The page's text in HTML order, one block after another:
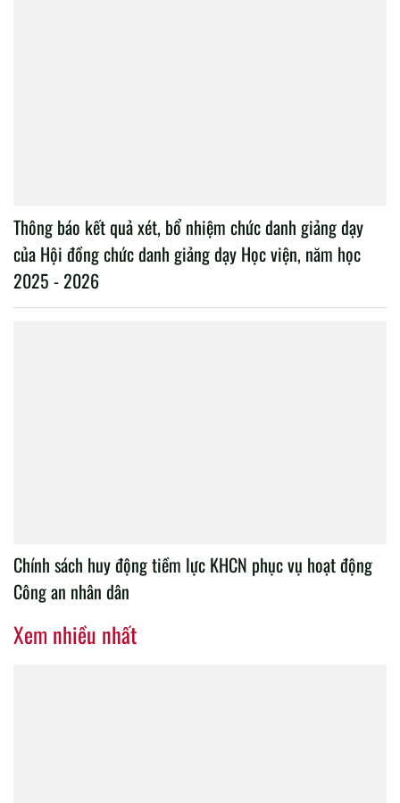
Thông báo kết quả xét, bổ nhiệm chức danh giảng dạy
của Hội đồng chức danh giảng dạy Học viện, năm học
2025 - 2026
Chính sách huy động tiềm lực KHCN phục vụ hoạt động
Công an nhân dân
Xem nhiều nhất